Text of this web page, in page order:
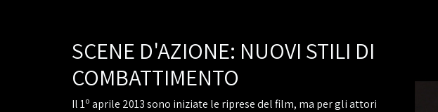
SCENE D'AZIONE: NUOVI STILI DI
COMBATTIMENTO
Il 1o aprile 2013 sono iniziate le riprese del film, ma per gli attori